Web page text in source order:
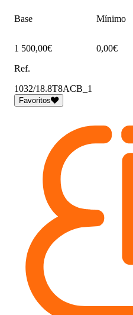
Base Mínimo
1 500,00€ 0,00€
Ref.
1032/18.8T8ACB_1
Favoritos